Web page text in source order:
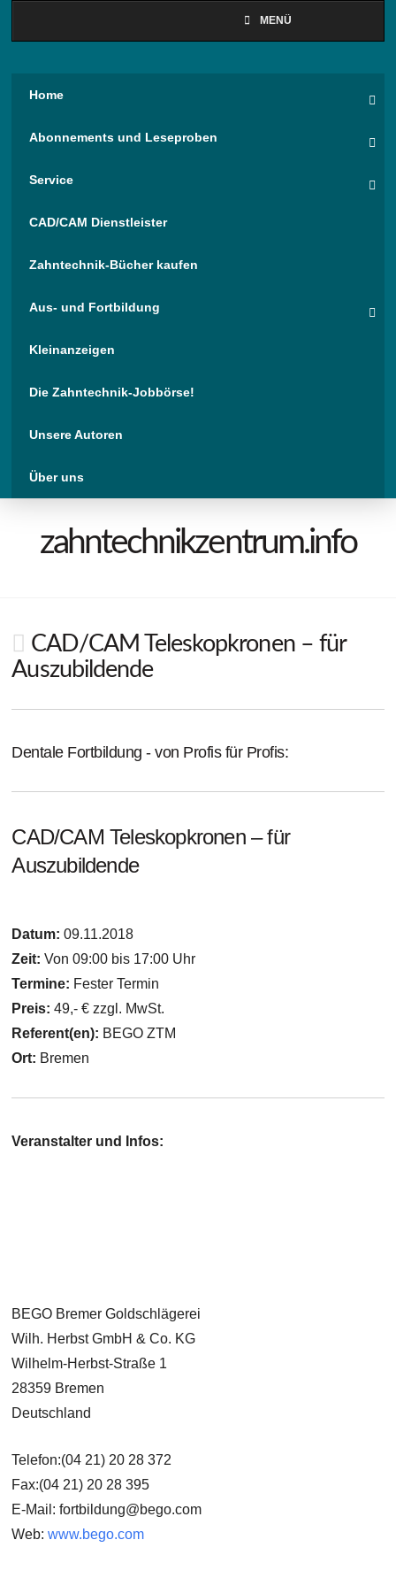
MENÜ
Home
Abonnements und Leseproben
Service
CAD/CAM Dienstleister
Zahntechnik-Bücher kaufen
Aus- und Fortbildung
Kleinanzeigen
Die Zahntechnik-Jobbörse!
Unsere Autoren
Über uns
zahntechnikzentrum.info
CAD/CAM Teleskopkronen – für
Auszubildende
Dentale Fortbildung - von Profis für Profis:
CAD/CAM Teleskopkronen – für
Auszubildende
Datum:09.11.2018
Zeit: Von 09:00 bis 17:00 Uhr
Termine: Fester Termin
Preis: 49,- € zzgl. MwSt.
Referent(en): BEGO ZTM
Ort: Bremen
Veranstalter und Infos:
BEGO Bremer Goldschlägerei
Wilh. Herbst GmbH & Co. KG
Wilhelm-Herbst-Straße 1
28359 Bremen
Deutschland
Telefon:(04 21) 20 28 372
Fax:(04 21) 20 28 395
E-Mail: fortbildung@bego.com
Web:www.bego.com